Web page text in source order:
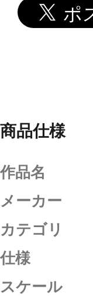
商品仕様
作品名
メーカー
カテゴリ
仕様
スケール